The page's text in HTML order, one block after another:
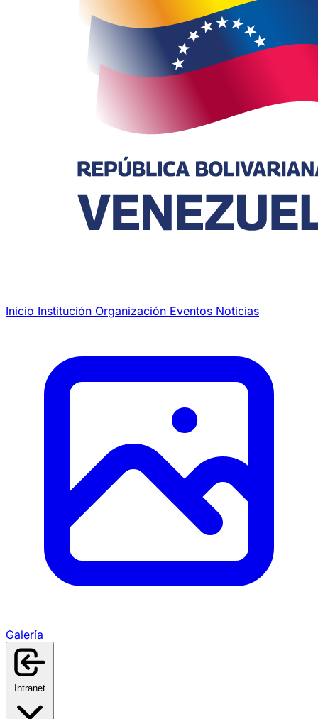
Inicio Institución Organización Eventos Noticias
Galería
Intranet